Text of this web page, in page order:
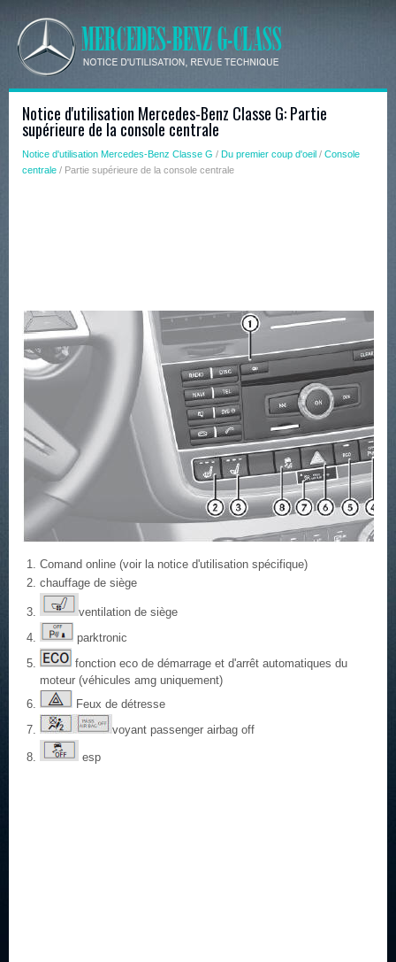
Notice d'utilisation Mercedes-Benz Classe G: Partie
supérieure de la console centrale
Notice d'utilisation Mercedes-Benz Classe G / Du premier coup d'oeil / Console
centrale / Partie supérieure de la console centrale
Comand online (voir la notice d'utilisation spécifique)
chauffage de siège
ventilation de siège
parktronic
fonction eco de démarrage et d'arrêt automatiques du
moteur (véhicules amg uniquement)
Feux de détresse
voyant passenger airbag off
esp